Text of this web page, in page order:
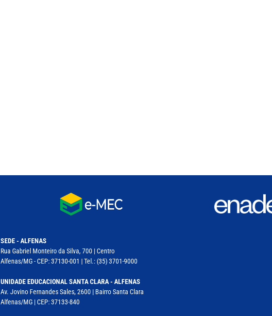
SEDE - ALFENAS
Rua Gabriel Monteiro da Silva, 700 | Centro
Alfenas/MG - CEP: 37130-001 | Tel.: (35) 3701-9000
UNIDADE EDUCACIONAL SANTA CLARA - ALFENAS
Av. Jovino Fernandes Sales, 2600 | Bairro Santa Clara
Alfenas/MG | CEP: 37133-840